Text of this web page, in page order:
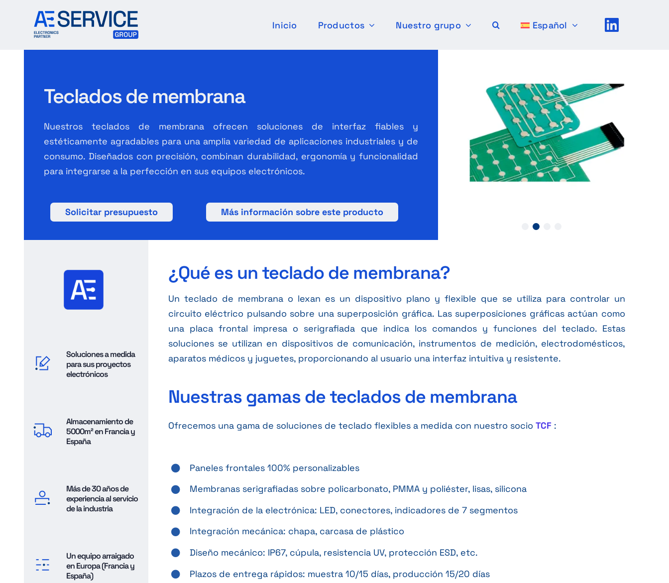
content
Inicio Productos Nuestro grupo Español
Teclados de membrana
Nuestros teclados de membrana ofrecen soluciones de interfaz fiables y
estéticamente agradables para una amplia variedad de aplicaciones industriales y de
consumo. Diseñados con precisión, combinan durabilidad, ergonomía y funcionalidad
para integrarse a la perfección en sus equipos electrónicos.
Solicitar presupuesto Más información sobre este producto
Soluciones a medida
para sus proyectos
electrónicos
Almacenamiento de
5000m² en Francia y
España
Más de 30 años de
experiencia al servicio
de la industria
Un equipo arraigado
en Europa (Francia y
España)
¿Qué es un teclado de membrana?
Un teclado de membrana o lexan es un dispositivo plano y flexible que se utiliza para controlar un
circuito eléctrico pulsando sobre una superposición gráfica. Las superposiciones gráficas actúan como
una placa frontal impresa o serigrafiada que indica los comandos y funciones del teclado. Estas
soluciones se utilizan en dispositivos de comunicación, instrumentos de medición, electrodomésticos,
aparatos médicos y juguetes, proporcionando al usuario una interfaz intuitiva y resistente.
Nuestras gamas de teclados de membrana
Ofrecemos una gama de soluciones de teclado flexibles a medida con nuestro socio TCF :
Paneles frontales 100% personalizables
Membranas serigrafiadas sobre policarbonato, PMMA y poliéster, lisas, silicona
Integración de la electrónica: LED, conectores, indicadores de 7 segmentos
Integración mecánica: chapa, carcasa de plástico
Diseño mecánico: IP67, cúpula, resistencia UV, protección ESD, etc.
Plazos de entrega rápidos: muestra 10/15 días, producción 15/20 días